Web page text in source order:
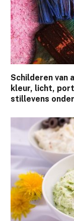
Schilderen van
kleur, licht,
stillevens